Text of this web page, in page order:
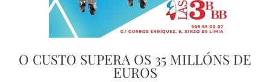
O CUSTO SUPERA OS 35 MILLÓNS DE
EUROS